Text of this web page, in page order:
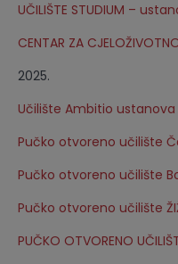
UČILIŠTE STUDIUM –
CENTAR ZA
2025.
Učilište Ambitio
Pučko otvoreno učilište
Pučko otvoreno učilište
Pučko otvoreno učilište
PUČKO OTVORENO